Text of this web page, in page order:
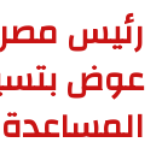
رئيس
عوض